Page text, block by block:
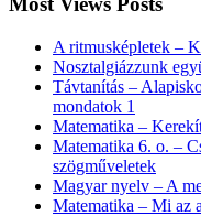
A ritmusképletek –
Nosztalgiázzunk
Távtanítás –
mondatok 1
Matematika –
Matematika 6. o. –
szögműveletek
Magyar nyelv – A
Matematika – Mi az